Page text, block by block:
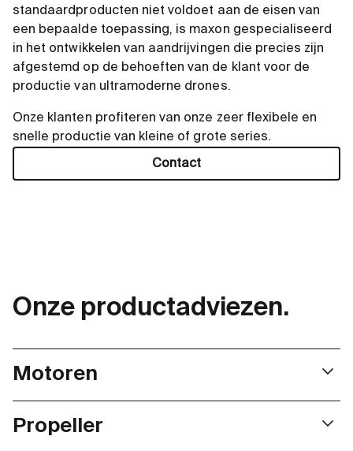
standaardproducten niet voldoet aan de eisen van
een bepaalde toepassing, is maxon gespecialiseerd
in het ontwikkelen van aandrijvingen die precies zijn
afgestemd op de behoeften van de klant voor de
productie van ultramoderne drones.
Onze klanten profiteren van onze zeer flexibele en
snelle productie van kleine of grote series.
Contact
Onze productadviezen.
Motoren
voor onbemande luchtvaartuigen omvat
Propeller